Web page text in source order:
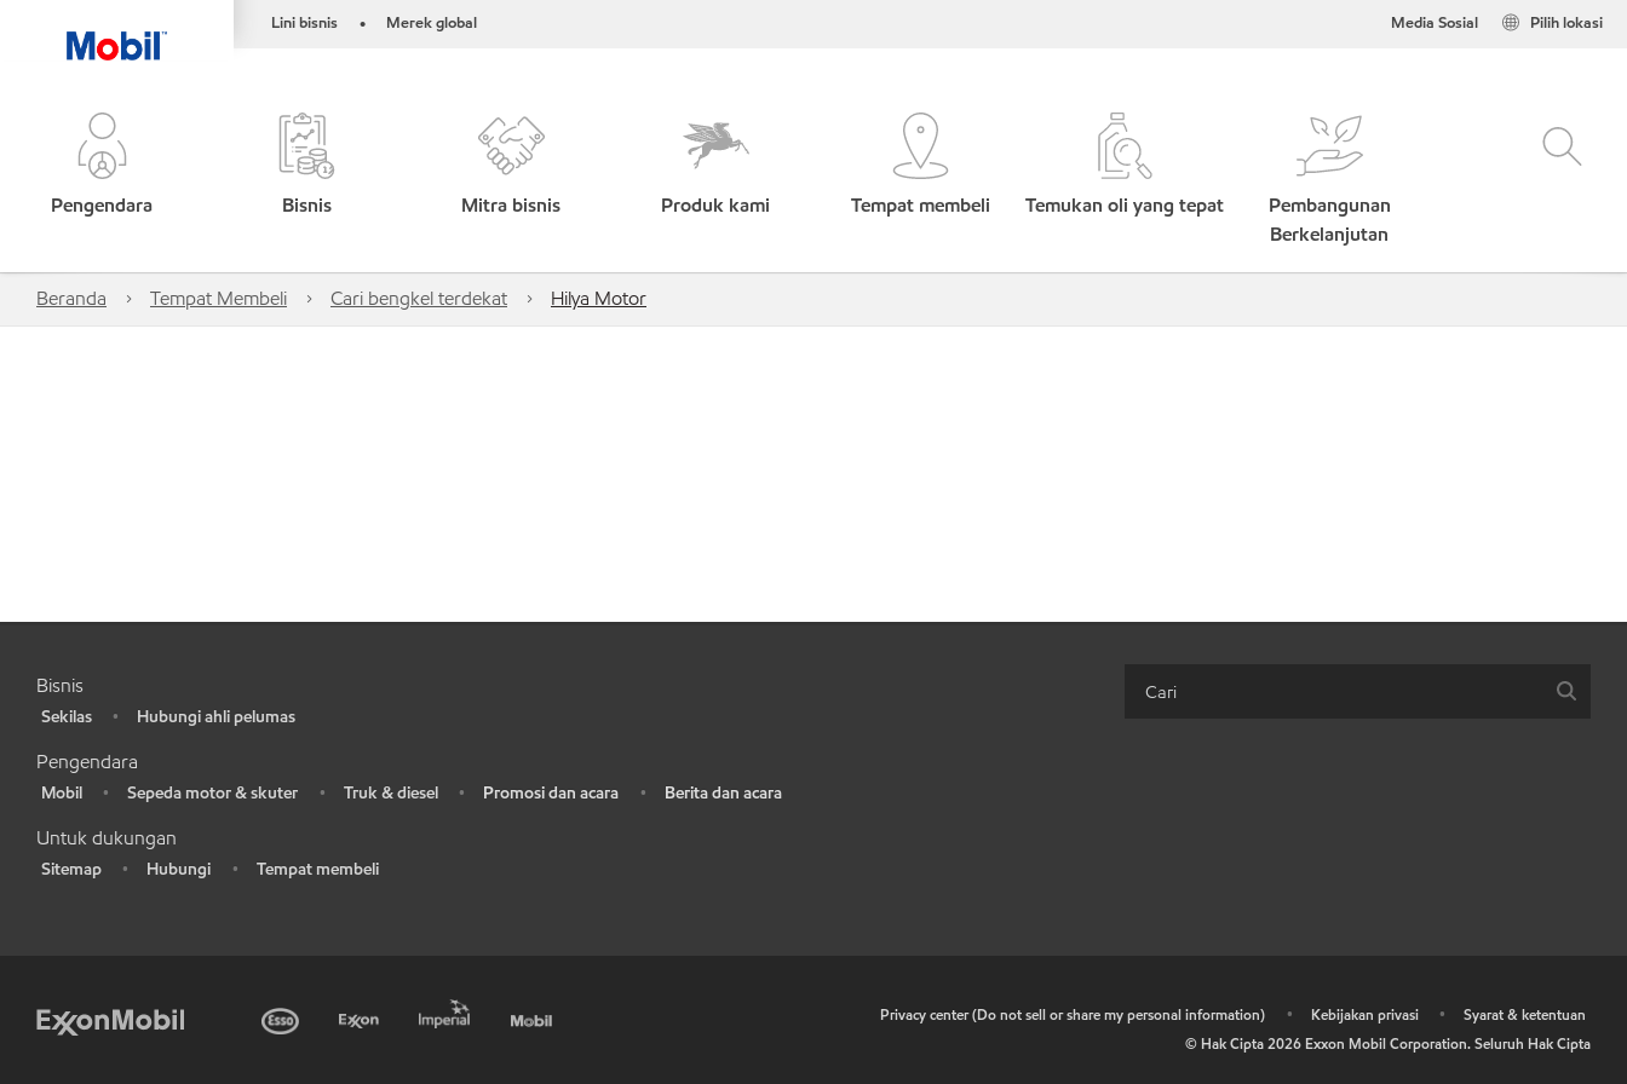
Lini bisnis • Merek global Pilih lokasi
Media Sosial
Pengendara Bisnis Mitra bisnis Produk kami Tempat membeli Temukan oli yang tepat
Pembangunan
Berkelanjutan
Beranda Tempat Membeli Cari bengkel terdekat Hilya Motor
Bisnis
Sekilas • Hubungi ahli pelumas
Pengendara
Mobil • Sepeda motor & skuter • Truk & diesel • Promosi dan acara • Berita dan acara
Untuk dukungan
Sitemap • Hubungi • Tempat membeli
Privacy center (Do not sell or share my personal information) • Kebijakan privasi •
Syarat & ketentuan
© Hak Cipta2026 Exxon Mobil Corporation. Seluruh Hak Cipta